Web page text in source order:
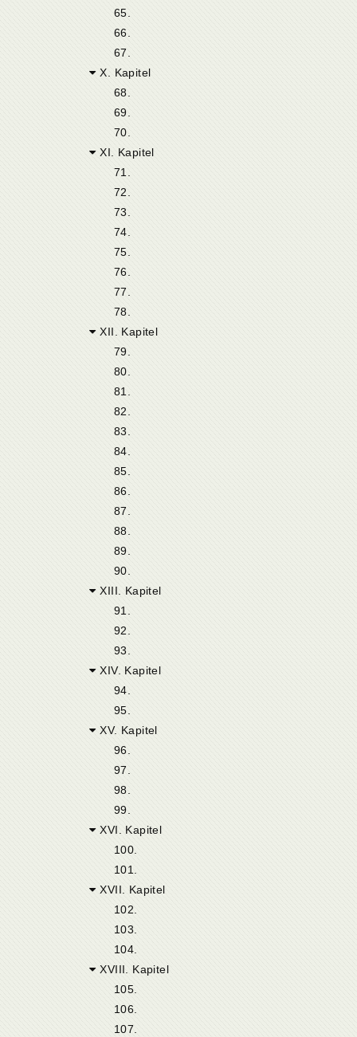
65.
66.
67.
X. Kapitel
68.
69.
70.
XI. Kapitel
71.
72.
73.
74.
75.
76.
77.
78.
XII. Kapitel
79.
80.
81.
82.
83.
84.
85.
86.
87.
88.
89.
90.
XIII. Kapitel
91.
92.
93.
XIV. Kapitel
94.
95.
XV. Kapitel
96.
97.
98.
99.
XVI. Kapitel
100.
101.
XVII. Kapitel
102.
103.
104.
XVIII. Kapitel
105.
106.
107.